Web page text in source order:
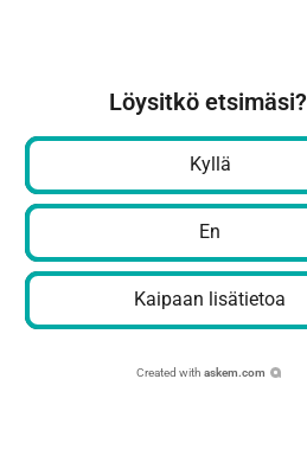
Löysitkö etsimäsi?
Kyllä
En
Kaipaan lisätietoa
Created with askem.com